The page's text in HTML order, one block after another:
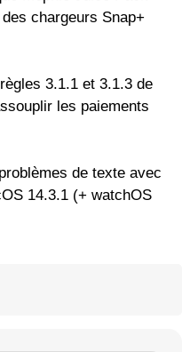
chargeurs Snap+
3.1.1 et 3.1.3 de
les paiements
de texte avec
14.3.1 (+ watchOS